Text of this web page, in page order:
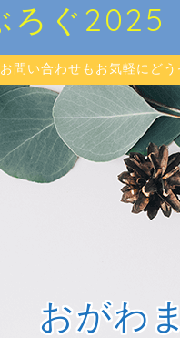
ろぐ2025
問い合わせもお気軽にどう
がわ